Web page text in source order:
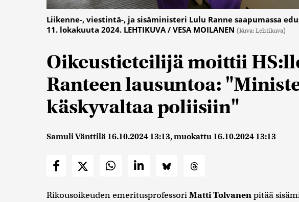
Liikenne-, viestintä-, ja sisäministeri Lulu Ranne saapumassa
11. lokakuuta 2024. LEHTIKUVA / VESA MOILANEN (Kuva: Lehtikuva)
Oikeustieteilijä moittii
Ranteen lausuntoa:
käskyvaltaa poliisiin"
Samuli Vänttilä 16.10.2024 13:13, muokattu 16.10.2024 13:13
Rikousoikeuden emeritusprofessoriMatti Tolvanenpitää